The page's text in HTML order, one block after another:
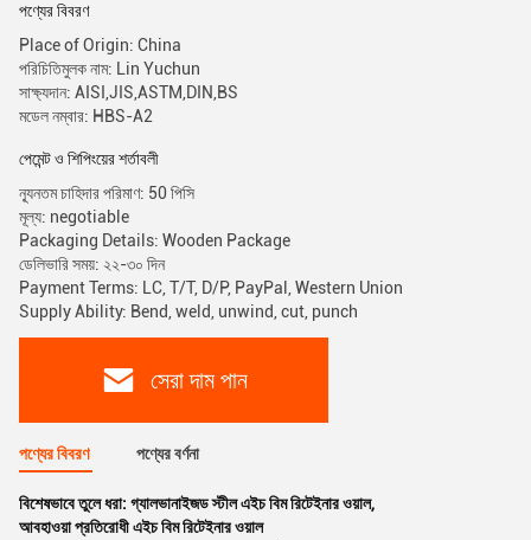
পণ্যের বিবরণ
Place of Origin: China
পরিচিতিমুলক নাম: Lin Yuchun
সাক্ষ্যদান: AISI,JIS,ASTM,DIN,BS
মডেল নম্বার: HBS-A2
পেমেন্ট ও শিপিংয়ের শর্তাবলী
ন্যূনতম চাহিদার পরিমাণ: 50 পিসি
মূল্য: negotiable
Packaging Details: Wooden Package
ডেলিভারি সময়: ২২-৩০ দিন
Payment Terms: LC, T/T, D/P, PayPal, Western Union
Supply Ability: Bend, weld, unwind, cut, punch
সেরা দাম পান
পণ্যের বিবরণ পণ্যের বর্ণনা
বিশেষভাবে তুলে ধরা: গ্যালভানাইজড স্টীল এইচ বিম রিটেইনার ওয়াল,
আবহাওয়া প্রতিরোধী এইচ বিম রিটেইনার ওয়াল